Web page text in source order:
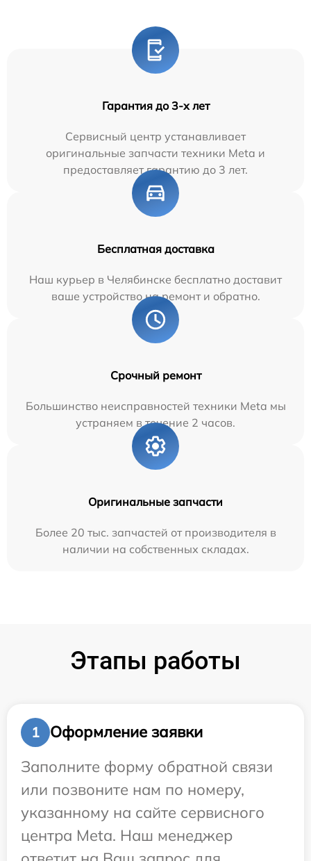
Гарантия до 3-х лет
Сервисный центр устанавливает
оригинальные запчасти техники Meta и
предоставляет гарантию до 3 лет.
Бесплатная доставка
Наш курьер в Челябинске бесплатно доставит
ваше устройство на ремонт и обратно.
Срочный ремонт
Большинство неисправностей техники Meta мы
устраняем в течение 2 часов.
Оригинальные запчасти
Более 20 тыс. запчастей от производителя в
наличии на собственных складах.
Этапы работы
1
Оформление заявки
Заполните форму обратной связи
или позвоните нам по номеру,
указанному на сайте сервисного
центра Meta. Наш менеджер